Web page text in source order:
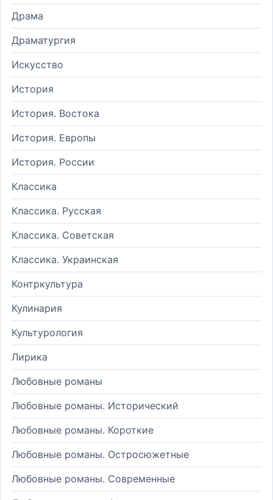
Драма
Драматургия
Искусство
История
История. Востока
История. Европы
История. России
Классика
Классика. Русская
Классика. Советская
Классика. Украинская
Контркультура
Кулинария
Культурология
Лирика
Любовные романы
Любовные романы. Исторический
Любовные романы. Короткие
Любовные романы. Остросюжетные
Любовные романы. Современные